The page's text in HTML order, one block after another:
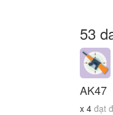
53
AK47
x 4 đạt